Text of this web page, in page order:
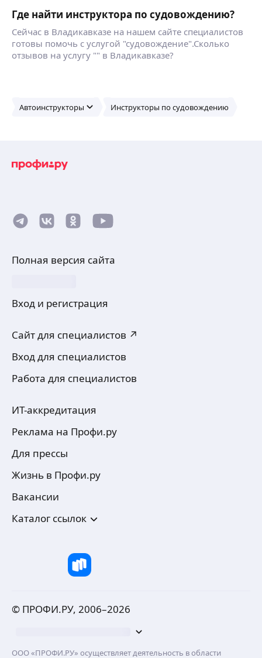
Где найти инструктора по судовождению?
Сейчас в Владикавказе на нашем сайте специалистов
готовы помочь с услугой "судовождение".Сколько
отзывов на услугу "" в Владикавказе?
Автоинструкторы Инструкторы по судовождению
Полная версия сайта
Вход и регистрация
Сайт для специалистов ↗
Вход для специалистов
Работа для специалистов
ИТ-аккредитация
Реклама на Профи.ру
Для прессы
Жизнь в Профи.ру
Вакансии
Каталог ссылок
© ПРОФИ.РУ, 2006–2026
ООО «ПРОФИ.РУ» осуществляет деятельность в области